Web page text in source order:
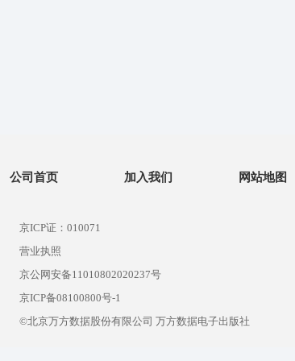
公司首页 加入我们 网站地图
京ICP证：010071
营业执照
京公网安备11010802020237号
京ICP备08100800号-1
©北京万方数据股份有限公司 万方数据电子出版社